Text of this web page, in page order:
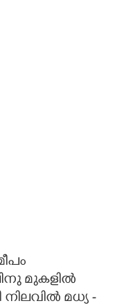
മുകളിൽ
നിലവിൽ മധ്യ -